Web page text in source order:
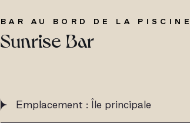
BAR AU BORD DE LA PISCINE
Sunrise Bar
Emplacement : Île principale